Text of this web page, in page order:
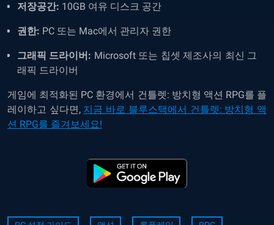
저장공간: 10GB 여유 디스크 공간
권한: PC 또는 Mac에서 관리자 권한
그래픽 드라이버: Microsoft 또는 칩셋 제조사의 최신 그
래픽 드라이버
게임에 최적화된 PC 환경에서 건틀렛: 방치형 액션 RPG를 플
레이하고 싶다면, 지금 바로 블루스택에서 건틀렛: 방치형 액
션 RPG를 즐겨보세요!